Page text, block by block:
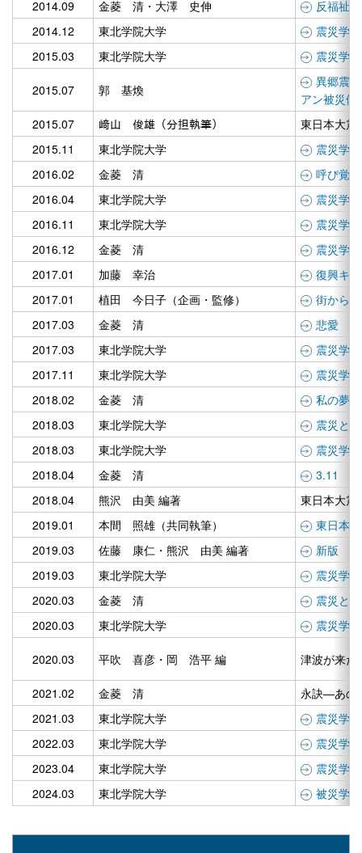
2014.09
金菱 清・大澤 史伸
反福祉
2014.12
東北学院大学
震災学
2015.03
東北学院大学 震災学
2015.07 郭 基煥
異郷震
アン被災体
2015.07
﨑山 俊雄（分担執筆）
東日本大震
2015.11
東北学院大学
震災学
2016.02
金菱 清
呼び覚
2016.04
東北学院大学
震災学
2016.11
東北学院大学
震災学
2016.12
金菱 清
震災学
2017.01
加藤 幸治
復興キ
2017.01
植田 今日子（企画・監修）
街から
2017.03
金菱 清
悲愛 あ
2017.03
東北学院大学
震災学
2017.11
東北学院大学
震災学
2018.02
金菱 清
私の夢
2018.03
東北学院大学
震災と
2018.03
東北学院大学
震災学
2018.04
金菱 清
3.11 霊
2018.04
熊沢 由美 編著
東日本大
2019.01
本間 照雄（共同執筆）
東日本
2019.03
佐藤 康仁・熊沢 由美 編著
新版 格
2019.03
東北学院大学
震災学
2020.03
金菱 清
震災と
2020.03
東北学院大学 震災学
2020.03 平吹 喜彦・岡 浩平 編 津波が来
2021.02 金菱 清
永訣―あの
2021.03
東北学院大学
震災学
2022.03
東北学院大学
震災学
2023.04
東北学院大学
震災学
2024.03
東北学院大学 被災学